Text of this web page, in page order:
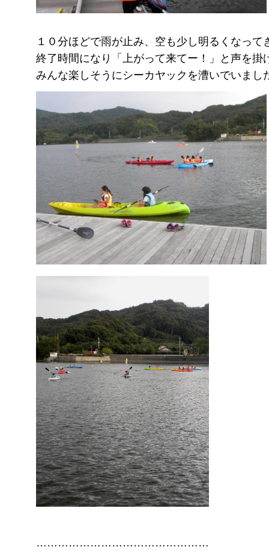
１０分ほどで雨が止み、空も少し明るくなって
終了時間になり「上がって来てー！」と声を掛
みんな楽しそうにシーカヤックを漕いでいまし
…………………………………………